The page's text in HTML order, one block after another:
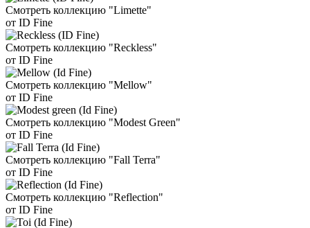
Смотреть коллекцию "Limette"
от ID Fine
Смотреть коллекцию "Reckless"
от ID Fine
Смотреть коллекцию "Mellow"
от ID Fine
Смотреть коллекцию "Modest Green"
от ID Fine
Смотреть коллекцию "Fall Terra"
от ID Fine
Смотреть коллекцию "Reflection"
от ID Fine